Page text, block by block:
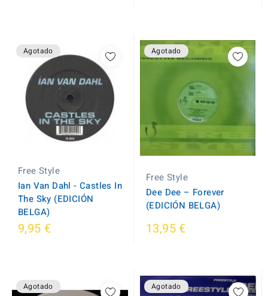
Agotado
Free Style
Ian Van Dahl - Castles In
The Sky (EDICIÓN
BELGA)
9,95 €
Agotado
Free Style
Dee Dee ‎– Forever
(EDICIÓN BELGA)
13,95 €
Agotado Agotado